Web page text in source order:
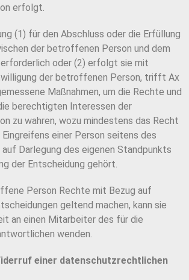
erfolgt.
(1) für den Abschluss oder die Erfüllung
der betroffenen Person und dem
oder (2) erfolgt sie mit
der betroffenen Person, trifft Ax
Maßnahmen, um die Rechte und
berechtigten Interessen der
zu wahren, wozu mindestens das Recht
einer Person seitens des
Darlegung des eigenen Standpunkts
der Entscheidung gehört.
Person Rechte mit Bezug auf
geltend machen, kann sie
an einen Mitarbeiter des für die
wenden.
einer datenschutzrechtlichen